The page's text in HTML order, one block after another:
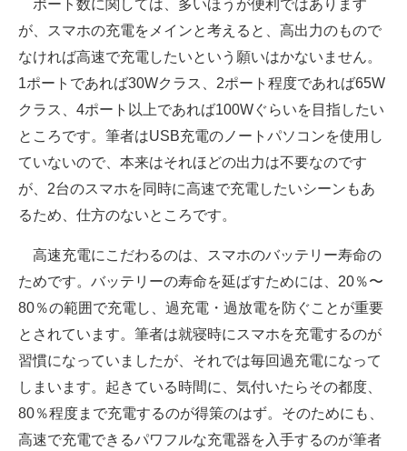
ポート数に関しては、多いほうが便利ではあります
が、スマホの充電をメインと考えると、高出力のもので
なければ高速で充電したいという願いはかないません。
1ポートであれば30Wクラス、2ポート程度であれば65W
クラス、4ポート以上であれば100Wぐらいを目指したい
ところです。筆者はUSB充電のノートパソコンを使用し
ていないので、本来はそれほどの出力は不要なのです
が、2台のスマホを同時に高速で充電したいシーンもあ
るため、仕方のないところです。
高速充電にこだわるのは、スマホのバッテリー寿命の
ためです。バッテリーの寿命を延ばすためには、20％〜
80％の範囲で充電し、過充電・過放電を防ぐことが重要
とされています。筆者は就寝時にスマホを充電するのが
習慣になっていましたが、それでは毎回過充電になって
しまいます。起きている時間に、気付いたらその都度、
80％程度まで充電するのが得策のはず。そのためにも、
高速で充電できるパワフルな充電器を入手するのが筆者